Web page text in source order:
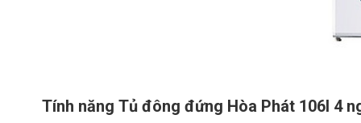
Tính năng Tủ đông đứng Hòa Phát 106l 4